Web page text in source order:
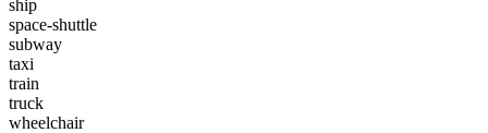
ship
space-shuttle
subway
taxi
train
truck
wheelchair